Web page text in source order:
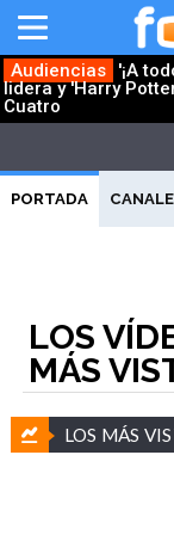
Audiencias
'¡A
lidera y 'Harry
Cuatro
PORTADA
LOS
MÁS
LOS MÁS